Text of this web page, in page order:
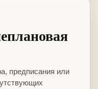
предписания или